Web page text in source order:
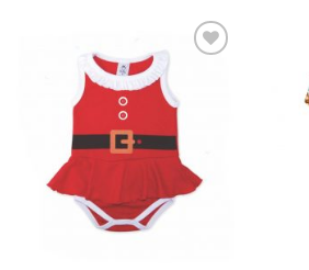
Adicionar
meus
desejos